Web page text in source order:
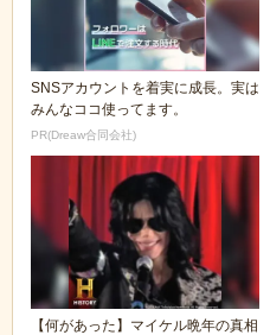
SNSアカウントを着実に成長。実は
みんなココ使ってます。
PR(Dreaw合同会社)
【何があった】マイケル晩年の真相